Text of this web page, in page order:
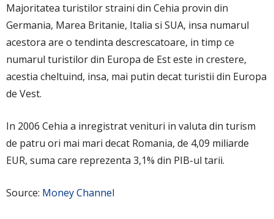
Majoritatea turistilor straini din Cehia provin din
Germania, Marea Britanie, Italia si SUA, insa numarul
acestora are o tendinta descrescatoare, in timp ce
numarul turistilor din Europa de Est este in crestere,
acestia cheltuind, insa, mai putin decat turistii din Europa
de Vest.
In 2006 Cehia a inregistrat venituri in valuta din turism
de patru ori mai mari decat Romania, de 4,09 miliarde
EUR, suma care reprezenta 3,1% din PIB-ul tarii.
Source: Money Channel